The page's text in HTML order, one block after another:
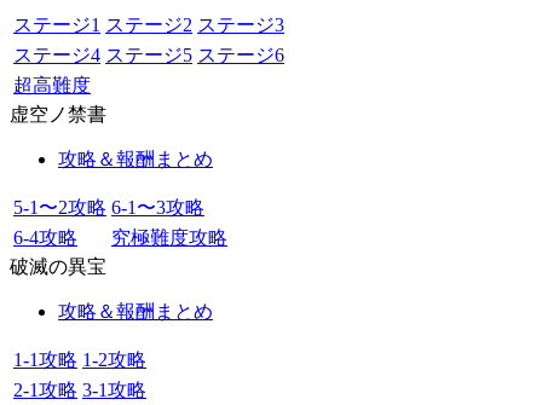
ステージ1 ステージ2 ステージ3
ステージ4 ステージ5 ステージ6
超高難度
虚空ノ禁書
攻略＆報酬まとめ
5-1〜2攻略 6-1〜3攻略
6-4攻略
究極難度攻略
破滅の異宝
攻略＆報酬まとめ
1-1攻略 1-2攻略
2-1攻略 3-1攻略